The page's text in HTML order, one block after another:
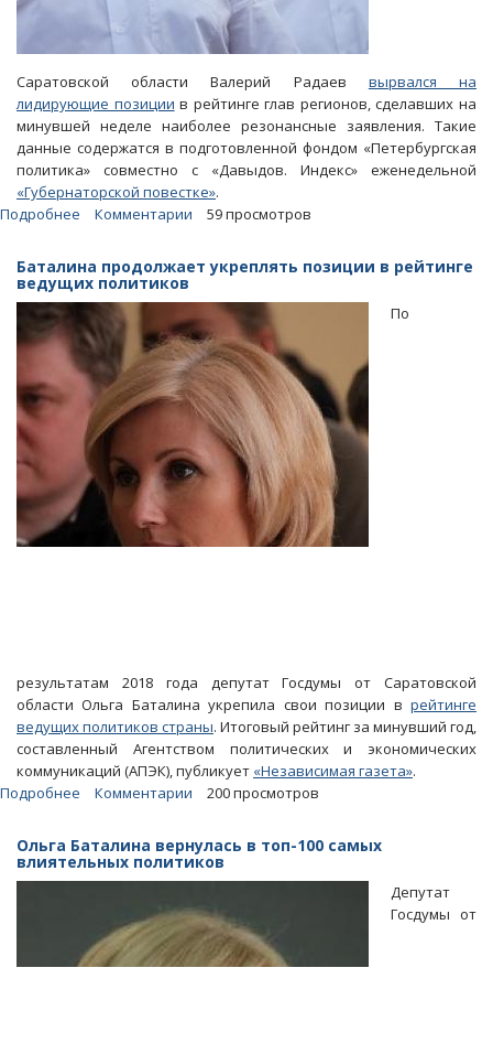
Саратовской области Валерий Радаев вырвался на
лидирующие позиции в рейтинге глав регионов, сделавших на
минувшей неделе наиболее резонансные заявления. Такие
данные содержатся в подготовленной фондом «Петербургская
политика» совместно с «Давыдов. Индекс» еженедельной
«Губернаторской повестке».
Подробнее
поддержку
Радаевым
введения
психотестов
для
чиновников
Комментарии 59 просмотров
Баталина продолжает укреплять позиции в рейтинге
ведущих политиков
По
результатам 2018 года депутат Госдумы от Саратовской
области Ольга Баталина укрепила свои позиции в рейтинге
ведущих политиков страны. Итоговый рейтинг за минувший год,
составленный Агентством политических и экономических
коммуникаций (АПЭК), публикует «Независимая газета».
Подробнее
укреплять
позиции
рейтинге
ведущих
политиков
Комментарии 200 просмотров
Ольга Баталина вернулась в топ-100 самых
влиятельных политиков
Депутат
Госдумы от